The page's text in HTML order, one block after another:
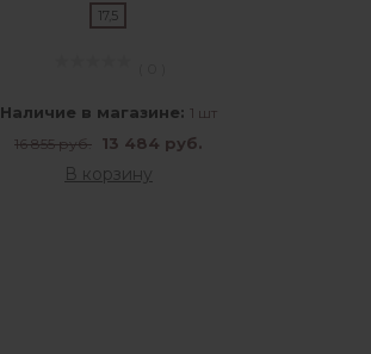
17,5
Наличие в магазине: 1 шт
16 855 руб. 13 484 руб.
В корзину